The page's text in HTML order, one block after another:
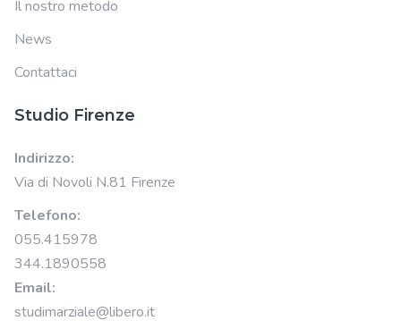
Il nostro metodo
News
Contattaci
Studio Firenze
Indirizzo:
Via di Novoli N.81 Firenze
Telefono:
055.415978
344.1890558
Email:
studimarziale@libero.it